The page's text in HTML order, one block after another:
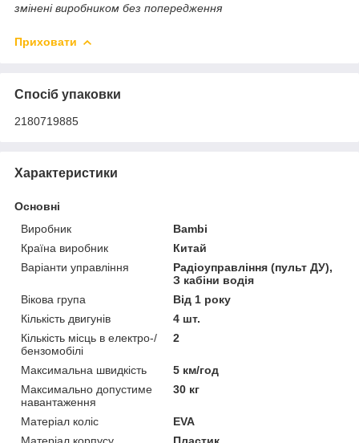
змінені виробником без попередження
Приховати
Спосіб упаковки
2180719885
Характеристики
Основні
Виробник
Bambi
Країна виробник
Китай
Варіанти управління
Радіоуправління (пульт ДУ),
З кабіни водія
Вікова група
Від 1 року
Кількість двигунів
4 шт.
Кількість місць в електро-/
бензомобілі
2
Максимальна швидкість
5 км/год
Максимально допустиме
навантаження
30 кг
Матеріал коліс
EVA
Матеріал корпусу
Пластик